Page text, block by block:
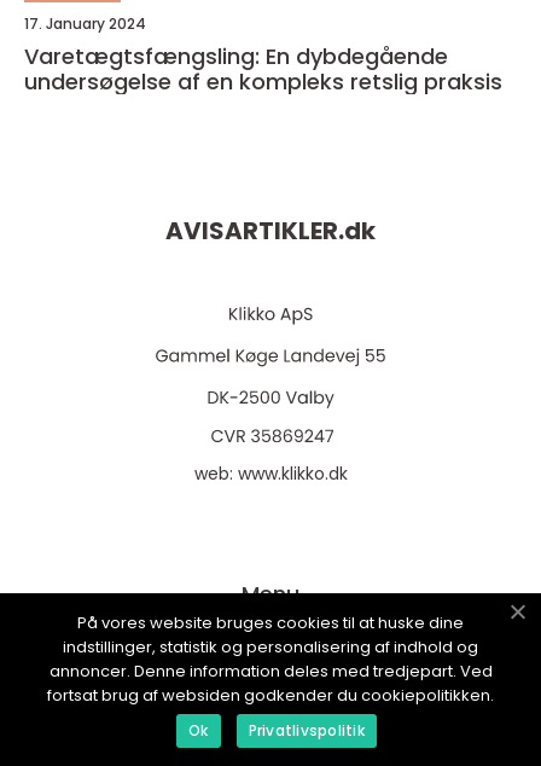
17. January 2024
Varetægtsfængsling: En dybdegående
undersøgelse af en kompleks retslig praksis
AVISARTIKLER.dk
web: www.klikko.dk
Menu
Annoncering
Om os
Cookies
På vores website bruges cookies til at huske dine
indstillinger, statistik og personalisering af indhold og
annoncer. Denne information deles med tredjepart. Ved
fortsat brug af websiden godkender du cookiepolitikken.
Ok Privatlivspolitik